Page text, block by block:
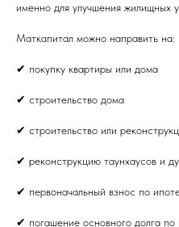
именно для улучшения жилищных
Маткапитал можно направить на:
✔ покупку квартиры или дома
✔ строительство дома
✔ строительство или
✔ реконструкцию таунхаусов и
✔ первоначальный взнос по
✔ погашение основного долга по